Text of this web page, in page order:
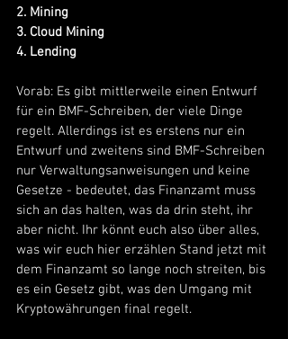
2. Mining
3. Cloud Mining
4. Lending
Vorab: Es gibt mittlerweile einen Entwurf
für ein BMF-Schreiben, der viele Dinge
regelt. Allerdings ist es erstens nur ein
Entwurf und zweitens sind BMF-Schreiben
nur Verwaltungsanweisungen und keine
Gesetze - bedeutet, das Finanzamt muss
sich an das halten, was da drin steht, ihr
aber nicht. Ihr könnt euch also über alles,
was wir euch hier erzählen Stand jetzt mit
dem Finanzamt so lange noch streiten, bis
es ein Gesetz gibt, was den Umgang mit
Kryptowährungen final regelt.